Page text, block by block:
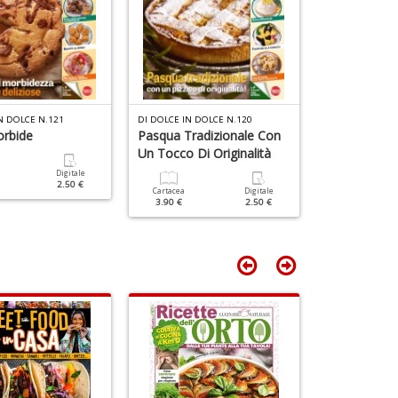
DOLCE N.121
Digitale
2.50 €
DI DOLCE IN DOLCE N.120
Pasqua Tradizionale Con
Un Tocco Di Originalità
Cartacea
3.90 €
Digitale
2.50 €